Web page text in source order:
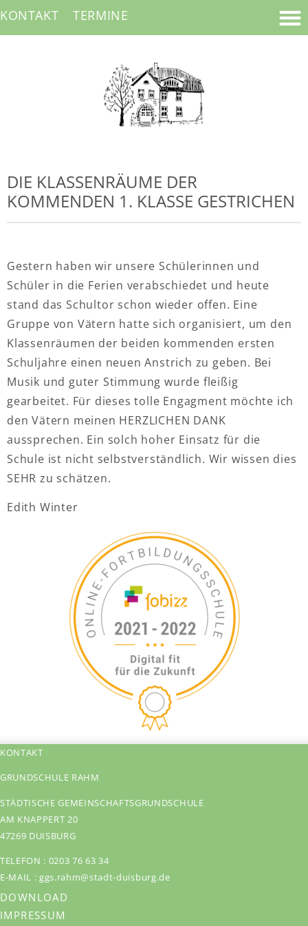
KONTAKT TERMINE
DIE KLASSENRÄUME DER
KOMMENDEN 1. KLASSE GESTRICHEN
Gestern haben wir unsere Schülerinnen und
Schüler in die Ferien verabschiedet und heute
stand das Schultor schon wieder offen. Eine
Gruppe von Vätern hatte sich organisiert, um den
Klassenräumen der beiden kommenden ersten
Schuljahre einen neuen Anstrich zu geben. Bei
Musik und guter Stimmung wurde fleißig
gearbeitet. Für dieses tolle Engagment möchte ich
den Vätern meinen HERZLICHEN DANK
aussprechen. Ein solch hoher Einsatz für die
Schule ist nicht selbstverständlich. Wir wissen dies
SEHR zu schätzen.
Edith Winter
KONTAKT
GRUNDSCHULE RAHM
STÄDTISCHE GEMEINSCHAFTSGRUNDSCHULE
AM KNAPPERT 20
47269 DUISBURG
TELEFON : 0203 76 63 34
E-MAIL :ggs.rahm@stadt-duisburg.de
DOWNLOAD
IMPRESSUM